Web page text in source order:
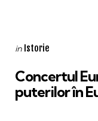
Categories
Posted
in Istorie
Concertul
puterilor în